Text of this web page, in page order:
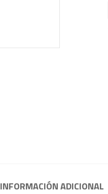
INFORMACIÓN ADICIONAL